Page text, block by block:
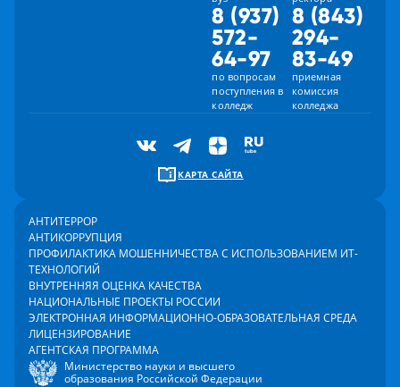
8 (937)
572-
64-97
по вопросам
поступления в
колледж
8 (843)
294-
83-49
приемная
комиссия
колледжа
КАРТА САЙТА
АНТИТЕРРОР
АНТИКОРРУПЦИЯ
ПРОФИЛАКТИКА МОШЕННИЧЕСТВА С ИСПОЛЬЗОВАНИЕМ ИТ-
ТЕХНОЛОГИЙ
ВНУТРЕННЯЯ ОЦЕНКА КАЧЕСТВА
НАЦИОНАЛЬНЫЕ ПРОЕКТЫ РОССИИ
ЭЛЕКТРОННАЯ ИНФОРМАЦИОННО-ОБРАЗОВАТЕЛЬНАЯ СРЕДА
ЛИЦЕНЗИРОВАНИЕ
АГЕНТСКАЯ ПРОГРАММА
Министерство науки и высшего
образования Российской Федерации